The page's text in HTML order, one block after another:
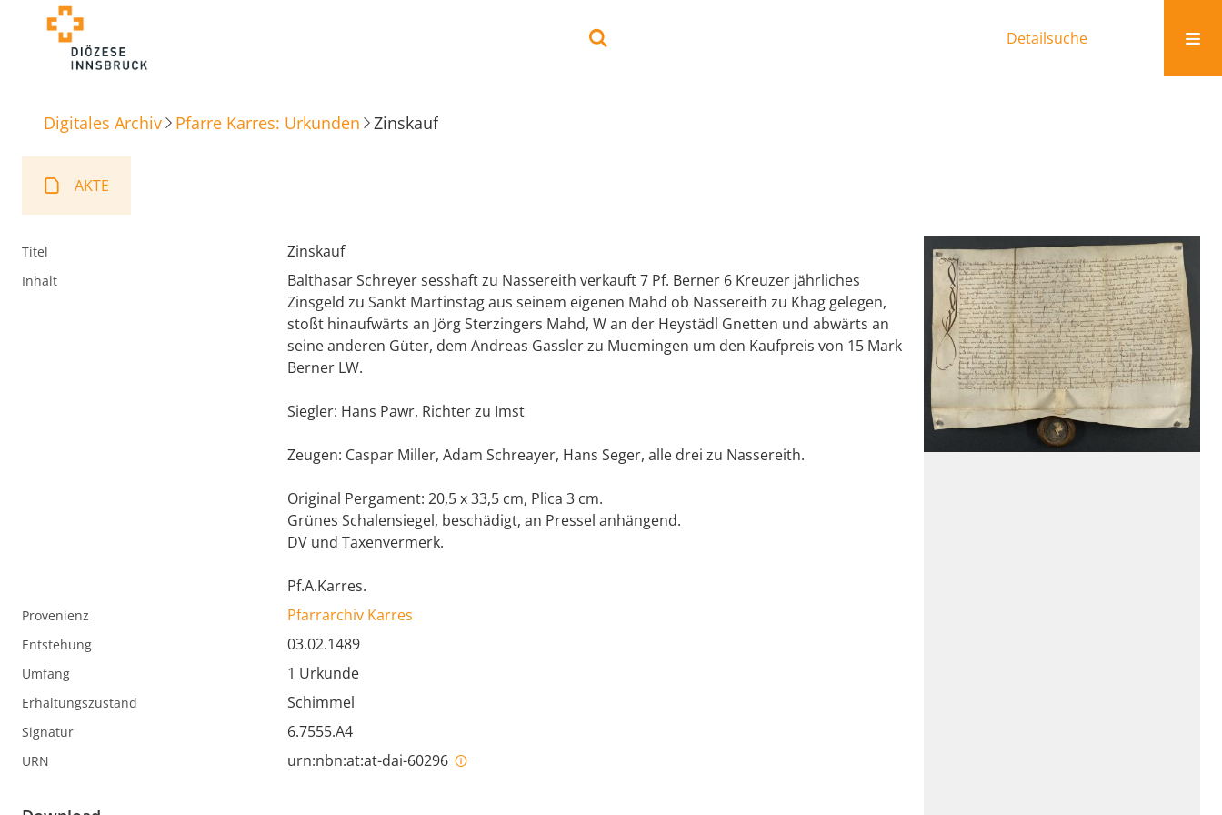
Detailsuche
Digitales Archiv Pfarre Karres: Urkunden Zinskauf
AKTE
Titel Zinskauf
Inhalt
Balthasar Schreyer sesshaft zu Nassereith verkauft 7 Pf. Berner 6 Kreuzer jährliches
Zinsgeld zu Sankt Martinstag aus seinem eigenen Mahd ob Nassereith zu Khag gelegen,
stoßt hinaufwärts an Jörg Sterzingers Mahd, W an der Heystädl Gnetten und abwärts an
seine anderen Güter, dem Andreas Gassler zu Muemingen um den Kaufpreis von 15 Mark
Berner LW.
Siegler: Hans Pawr, Richter zu Imst
Zeugen: Caspar Miller, Adam Schreayer, Hans Seger, alle drei zu Nassereith.
Original Pergament: 20,5 x 33,5 cm, Plica 3 cm.
Grünes Schalensiegel, beschädigt, an Pressel anhängend.
DV und Taxenvermerk.
Pf.A.Karres.
Provenienz Pfarrarchiv Karres
Entstehung 03.02.1489
Umfang 1 Urkunde
Erhaltungszustand Schimmel
Signatur 6.7555.A4
URN urn:nbn:at:at-dai-60296